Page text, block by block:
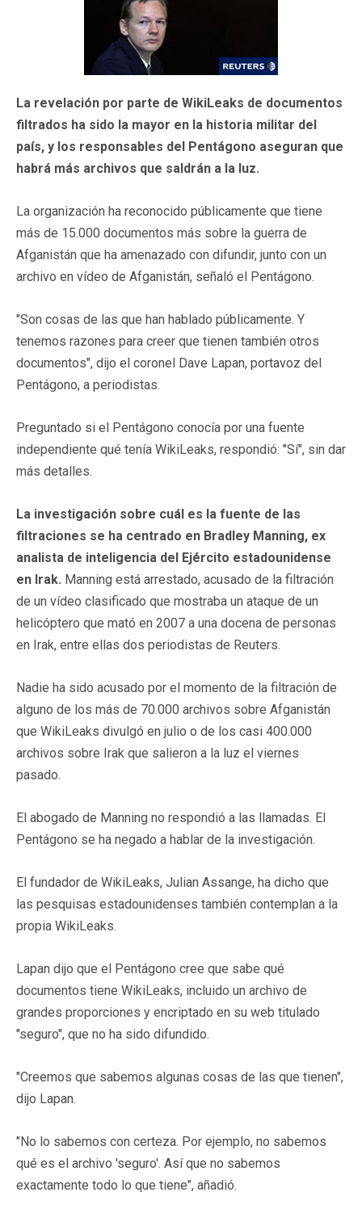
La revelación por parte de WikiLeaks de documentos
filtrados ha sido la mayor en la historia militar del
país, y los responsables del Pentágono aseguran que
habrá más archivos que saldrán a la luz.
La organización ha reconocido públicamente que tiene
más de 15.000 documentos más sobre la guerra de
Afganistán que ha amenazado con difundir, junto con un
archivo en vídeo de Afganistán, señaló el Pentágono.
"Son cosas de las que han hablado públicamente. Y
tenemos razones para creer que tienen también otros
documentos", dijo el coronel Dave Lapan, portavoz del
Pentágono, a periodistas.
Preguntado si el Pentágono conocía por una fuente
independiente qué tenía WikiLeaks, respondió: "Sí", sin dar
más detalles.
La investigación sobre cuál es la fuente de las
filtraciones se ha centrado en Bradley Manning, ex
analista de inteligencia del Ejército estadounidense
en Irak. Manning está arrestado, acusado de la filtración
de un vídeo clasificado que mostraba un ataque de un
helicóptero que mató en 2007 a una docena de personas
en Irak, entre ellas dos periodistas de Reuters.
Nadie ha sido acusado por el momento de la filtración de
alguno de los más de 70.000 archivos sobre Afganistán
que WikiLeaks divulgó en julio o de los casi 400.000
archivos sobre Irak que salieron a la luz el viernes
pasado.
El abogado de Manning no respondió a las llamadas. El
Pentágono se ha negado a hablar de la investigación.
El fundador de WikiLeaks, Julian Assange, ha dicho que
las pesquisas estadounidenses también contemplan a la
propia WikiLeaks.
Lapan dijo que el Pentágono cree que sabe qué
documentos tiene WikiLeaks, incluido un archivo de
grandes proporciones y encriptado en su web titulado
"seguro", que no ha sido difundido.
"Creemos que sabemos algunas cosas de las que tienen",
dijo Lapan.
"No lo sabemos con certeza. Por ejemplo, no sabemos
qué es el archivo 'seguro'. Así que no sabemos
exactamente todo lo que tiene", añadió.